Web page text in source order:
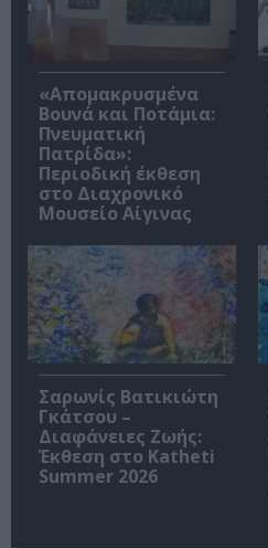
«Απομακρυσμένα
Βουνά και Ποτάμια:
Πνευματική
Πατρίδα»:
Περιοδική έκθεση
στο Διαχρονικό
Μουσείο Αίγινας
Σαρωνίς Βατικιώτη
Γκάτσου –
Διαφάνειες Ζωής:
Έκθεση στο Katheti
Summer 2026